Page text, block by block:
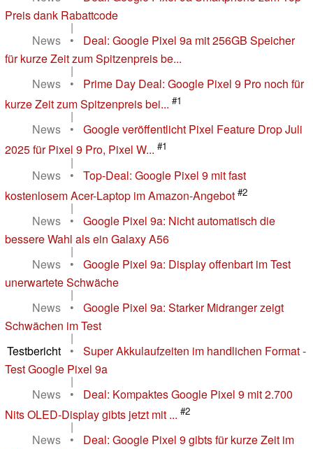
Preis dank Rabattcode
|
News
•
Deal: Google Pixel 9a mit 256GB Speicher
für kurze Zeit zum Spitzenpreis be...
|
News
•
Prime Day Deal: Google Pixel 9 Pro noch für
kurze Zeit zum Spitzenpreis bei... #1
|
News
•
Google veröffentlicht Pixel Feature Drop Juli
2025 für Pixel 9 Pro, Pixel W... #1
|
News
•
Top-Deal: Google Pixel 9 mit fast
kostenlosem Acer-Laptop im Amazon-Angebot #2
|
News
•
Google Pixel 9a: Nicht automatisch die
bessere Wahl als ein Galaxy A56
|
News
•
Google Pixel 9a: Display offenbart im Test
unerwartete Schwäche
|
News
•
Google Pixel 9a: Starker Midranger zeigt
Schwächen im Test
|
Testbericht
•
Super Akkulaufzeiten im handlichen Format -
Test Google Pixel 9a
|
News
•
Deal: Kompaktes Google Pixel 9 mit 2.700
Nits OLED-Display gibts jetzt mit ... #2
|
News
•
Deal: Google Pixel 9 gibts für kurze Zeit im